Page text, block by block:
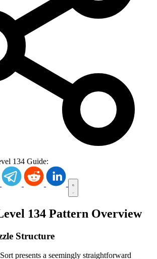
134 Guide:
134 Pattern Overview
Structure
presents a seemingly straightforward